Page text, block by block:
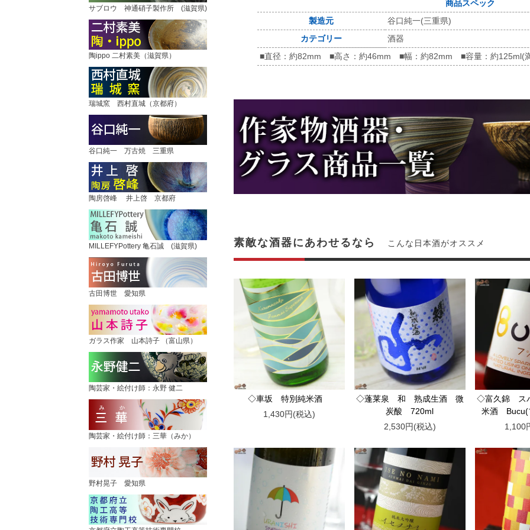
サブロウ 神通硝子製作所 (滋賀県)
陶ippo 二村素美（滋賀県）
瑞城窯 西村直城（京都府）
谷口純一 万古焼 三重県
陶房啓峰 井上啓 京都府
MILLEFYPottery 亀石誠 (滋賀県)
古田博世 愛知県
ガラス作家 山本詩子 （富山県）
陶芸家・絵付け師：永野 健二
陶芸家・絵付け師：三華（みか）
野村晃子 愛知県
商品スペック
製造元
谷口純一(三重県)
カテゴリー
酒器
■直径：約82mm ■高さ：約46mm ■幅：約82mm ■容量：約125ml(
素敵な酒器にあわせるなら こんな日本酒がオススメ
◇車坂 特別純米酒
1,430円(税込)
◇蓬莱泉 和 熟成生酒 微
炭酸 720ml
2,530円(税込)
◇富久錦 ス
米酒
1,100